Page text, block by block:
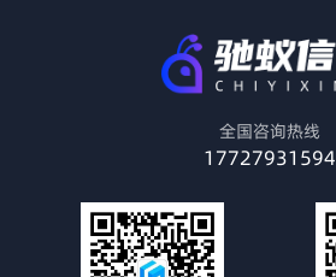
全国咨询热线
17727931594